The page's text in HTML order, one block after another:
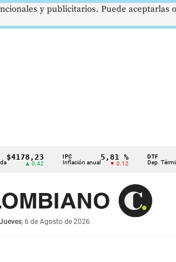
▲ 0.42
IPC
Inflación anual
5,81 %
▼ 0.12
DTF
Dep. Término Fijo
Jueves, 6 de Agosto de 2026
y publicitarios. Puede aceptarlas